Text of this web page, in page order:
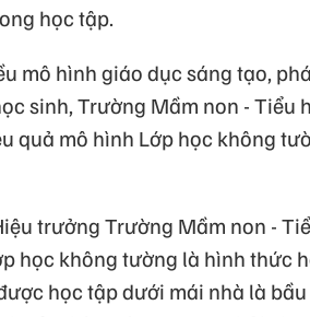
học tập.
mô hình giáo dục sáng tạo,
sinh, Trường Mầm non - Tiểu
quả mô hình Lớp học không
trưởng Trường Mầm non -
học không tường là hình thức
học tập dưới mái nhà là